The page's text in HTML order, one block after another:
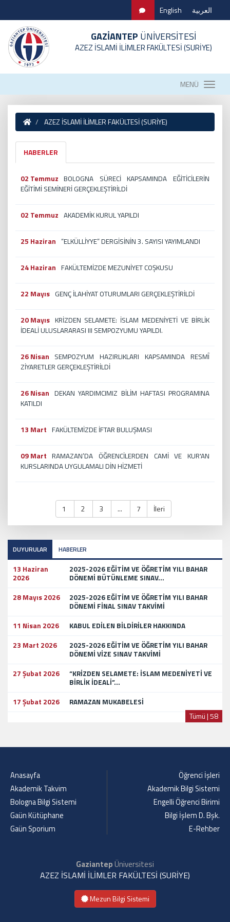
English العربية
GAZİANTEP ÜNİVERSİTESİ
AZEZ İSLAMİ İLİMLER FAKÜLTESİ (SURİYE)
MENÜ
AZEZ İSLAMİ İLİMLER FAKÜLTESİ (SURİYE)
HABERLER
02 Temmuz BOLOGNA SÜRECİ KAPSAMINDA EĞİTİCİLERİN
EĞİTİMİ SEMİNERİ GERÇEKLEŞTİRİLDİ
02 Temmuz AKADEMİK KURUL YAPILDI
25 Haziran “ELKÜLLİYYE” DERGİSİNİN 3. SAYISI YAYIMLANDI
24 Haziran FAKÜLTEMİZDE MEZUNİYET COŞKUSU
22 Mayıs GENÇ İLAHİYAT OTURUMLARI GERÇEKLEŞTİRİLDİ
20 Mayıs KRİZDEN SELAMETE: İSLAM MEDENİYETİ VE BİRLİK
İDEALİ ULUSLARARASI III SEMPOZYUMU YAPILDI.
26 Nisan SEMPOZYUM HAZIRLIKLARI KAPSAMINDA RESMÎ
ZİYARETLER GERÇEKLEŞTİRİLDİ
26 Nisan DEKAN YARDIMCIMIZ BİLİM HAFTASI PROGRAMINA
KATILDI
13 Mart FAKÜLTEMİZDE İFTAR BULUŞMASI
09 Mart RAMAZAN’DA ÖĞRENCİLERDEN CAMİ VE KUR'AN
KURSLARINDA UYGULAMALI DİN HİZMETİ
1 2 3 ... 7 İleri
DUYURULAR HABERLER
13 Haziran
2026
2025-2026 EĞİTİM VE ÖĞRETİM YILI BAHAR
DÖNEMİ BÜTÜNLEME SINAV...
28 Mayıs 2026
2025-2026 EĞİTİM VE ÖĞRETİM YILI BAHAR
DÖNEMİ FİNAL SINAV TAKVİMİ
11 Nisan 2026
KABUL EDİLEN BİLDİRİLER HAKKINDA
23 Mart 2026
2025-2026 EĞİTİM VE ÖĞRETİM YILI BAHAR
DÖNEMİ VİZE SINAV TAKVİMİ
27 Şubat 2026
“KRİZDEN SELAMETE: İSLAM MEDENİYETİ VE
BİRLİK İDEALİ”...
17 Şubat 2026
RAMAZAN MUKABELESİ
Tümü | 58
Anasayfa
Akademik Takvim
Bologna Bilgi Sistemi
Gaün Kütüphane
Gaün Sporium
Öğrenci İşleri
Akademik Bilgi Sistemi
Engelli Öğrenci Birimi
Bilgi İşlem D. Bşk.
E-Rehber
GaziantepÜniversitesi
AZEZ İSLAMİ İLİMLER FAKÜLTESİ (SURİYE)
Mezun Bilgi Sistemi